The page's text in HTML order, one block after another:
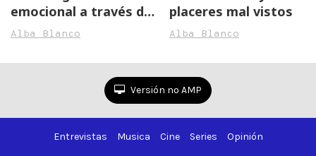
emocional a través de
la cultura
Alba Blanco
placeres mal vistos
Alba Blanco
Versión no AMP
Entrevistas Musica Cine Series Opinión